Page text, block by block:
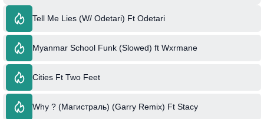
Tell Me Lies (W/ Odetari) Ft Odetari
Myanmar School Funk (Slowed) ft Wxrmane
Cities Ft Two Feet
Why ? (Магистраль) (Garry Remix) Ft Stacy